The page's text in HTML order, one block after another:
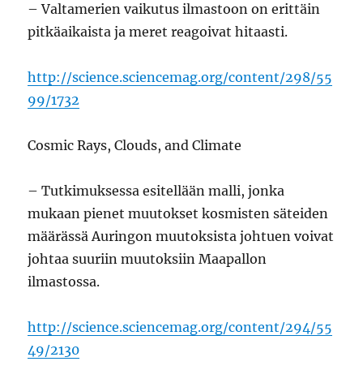
– Valtamerien vaikutus ilmastoon on erittäin
pitkäaikaista ja meret reagoivat hitaasti.
http://science.sciencemag.org/content/298/55
99/1732
Cosmic Rays, Clouds, and Climate
– Tutkimuksessa esitellään malli, jonka
mukaan pienet muutokset kosmisten säteiden
määrässä Auringon muutoksista johtuen voivat
johtaa suuriin muutoksiin Maapallon
ilmastossa.
http://science.sciencemag.org/content/294/55
49/2130